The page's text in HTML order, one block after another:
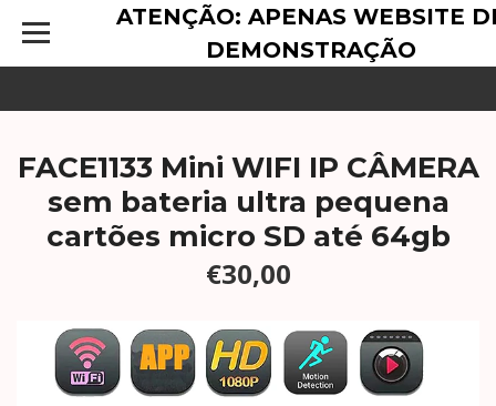
ATENÇÃO: APENAS WEBSITE
DEMONSTRAÇÃO
FACE1133 Mini WIFI IP CÂMERA
sem bateria ultra pequena
cartões micro SD até 64gb
€30,00